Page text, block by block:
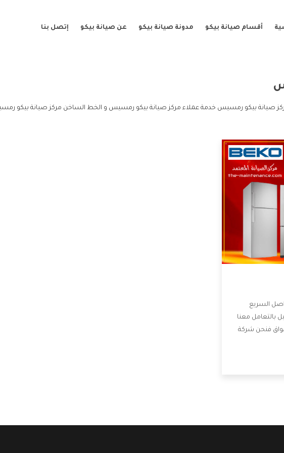
أقسام صيانة بيكو مدونة صيانة بيكو عن صيانة بيكو إتصل بنا
صيانة بيكو رمسيس خدمة عملاء مركز صيانة بيكو رمسيس و الخط الساخن مركز صيانة بيكو
السريع
بالتعامل معنا
فنحن شركة
منها خدمة